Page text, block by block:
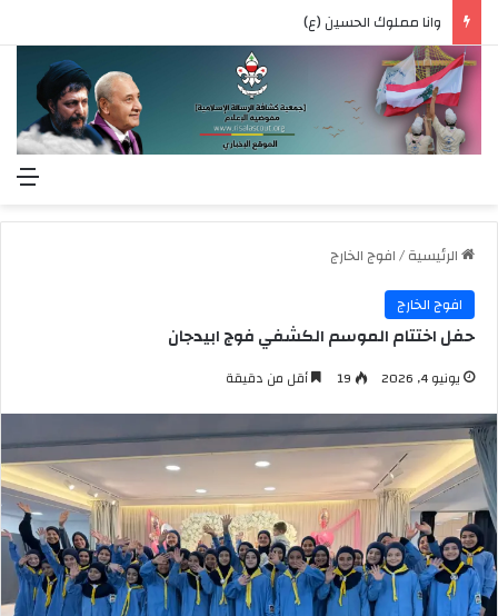
وانا مملوك الحسين (ع)
الرئيسية/افوج الخارج
افوج الخارج
حفل اختتام الموسم الكشفي فوج ابيدجان
يونيو 4, 2026 19 أقل من دقيقة